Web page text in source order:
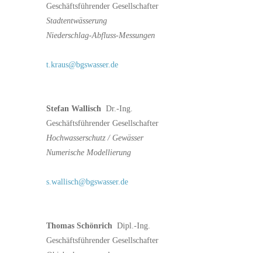
Geschäftsführender Gesellschafter
Stadtentwässerung
Niederschlag-Abfluss-Messungen
t.kraus@bgswasser.de
Stefan Wallisch Dr.-Ing.
Geschäftsführender Gesellschafter
Hochwasserschutz / Gewässer
Numerische Modellierung
s.wallisch@bgswasser.de
Thomas Schönrich Dipl.-Ing.
Geschäftsführender Gesellschafter